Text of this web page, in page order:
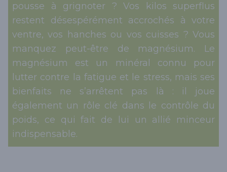
pousse à grignoter ? Vos kilos superflus
restent désespérément accrochés à votre
ventre, vos hanches ou vos cuisses ? Vous
manquez peut-être de magnésium. Le
magnésium est un minéral connu pour
lutter contre la fatigue et le stress, mais ses
bienfaits ne s’arrêtent pas là : il joue
également un rôle clé dans le contrôle du
poids, ce qui fait de lui un allié minceur
indispensable.